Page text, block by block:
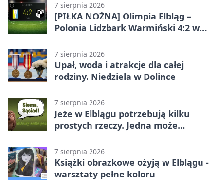
7 sierpnia 2026
[PIŁKA NOŻNA] Olimpia Elbląg –
Polonia Lidzbark Warmiński 4:2 w
7 sierpnia 2026
Upał, woda i atrakcje dla całej
rodziny. Niedziela w Dolince
7 sierpnia 2026
Jeże w Elblągu potrzebują kilku
prostych rzeczy. Jedna może
7 sierpnia 2026
Książki obrazkowe ożyją w Elblągu -
warsztaty pełne koloru